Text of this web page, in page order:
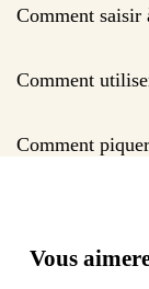
Comment saisir
Comment
Comment
Vous